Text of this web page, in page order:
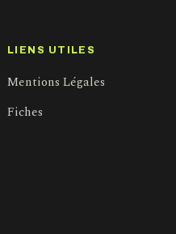
LIENS UTILES
Mentions Légales
Fiches